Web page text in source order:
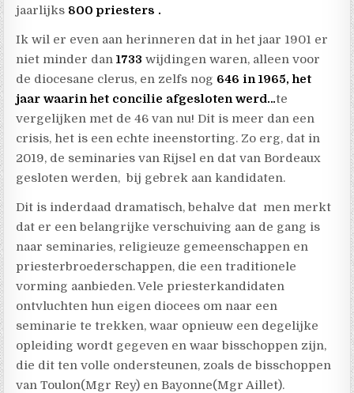
jaarlijks 800 priesters .
Ik wil er even aan herinneren dat in het jaar 1901 er
niet minder dan1733wijdingen waren, alleen voor
de diocesane clerus, en zelfs nog 646 in 1965, het
jaar waarin het concilie afgesloten werd…te
vergelijken met de 46 van nu! Dit is meer dan een
crisis, het is een echte ineenstorting. Zo erg, dat in
2019, de seminaries van Rijsel en dat van Bordeaux
gesloten werden, bij gebrek aan kandidaten.
Dit is inderdaad dramatisch, behalve dat men merkt
dat er een belangrijke verschuiving aan de gang is
naar seminaries, religieuze gemeenschappen en
priesterbroederschappen, die een traditionele
vorming aanbieden. Vele priesterkandidaten
ontvluchten hun eigen diocees om naar een
seminarie te trekken, waar opnieuw een degelijke
opleiding wordt gegeven en waar bisschoppen zijn,
die dit ten volle ondersteunen, zoals de bisschoppen
van Toulon(Mgr Rey) en Bayonne(Mgr Aillet).